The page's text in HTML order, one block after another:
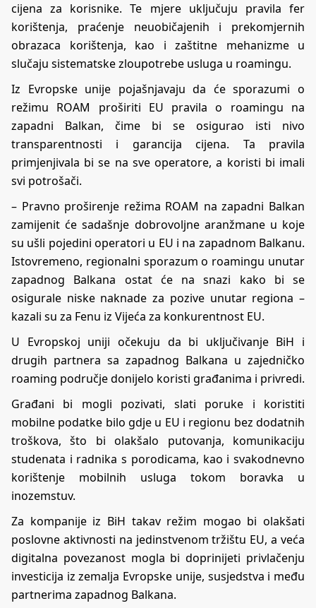
cijena za korisnike. Te mjere uključuju pravila fer
korištenja, praćenje neuobičajenih i prekomjernih
obrazaca korištenja, kao i zaštitne mehanizme u
slučaju sistematske zloupotrebe usluga u roamingu.
Iz Evropske unije pojašnjavaju da će sporazumi o
režimu ROAM proširiti EU pravila o roamingu na
zapadni Balkan, čime bi se osigurao isti nivo
transparentnosti i garancija cijena. Ta pravila
primjenjivala bi se na sve operatore, a koristi bi imali
svi potrošači.
– Pravno proširenje režima ROAM na zapadni Balkan
zamijenit će sadašnje dobrovoljne aranžmane u koje
su ušli pojedini operatori u EU i na zapadnom Balkanu.
Istovremeno, regionalni sporazum o roamingu unutar
zapadnog Balkana ostat će na snazi kako bi se
osigurale niske naknade za pozive unutar regiona –
kazali su za Fenu iz Vijeća za konkurentnost EU.
U Evropskoj uniji očekuju da bi uključivanje BiH i
drugih partnera sa zapadnog Balkana u zajedničko
roaming područje donijelo koristi građanima i privredi.
Građani bi mogli pozivati, slati poruke i koristiti
mobilne podatke bilo gdje u EU i regionu bez dodatnih
troškova, što bi olakšalo putovanja, komunikaciju
studenata i radnika s porodicama, kao i svakodnevno
korištenje mobilnih usluga tokom boravka u
inozemstuv.
Za kompanije iz BiH takav režim mogao bi olakšati
poslovne aktivnosti na jedinstvenom tržištu EU, a veća
digitalna povezanost mogla bi doprinijeti privlačenju
investicija iz zemalja Evropske unije, susjedstva i među
partnerima zapadnog Balkana.